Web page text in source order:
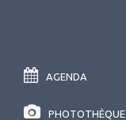
AGENDA
PHOTOTHÈQUE